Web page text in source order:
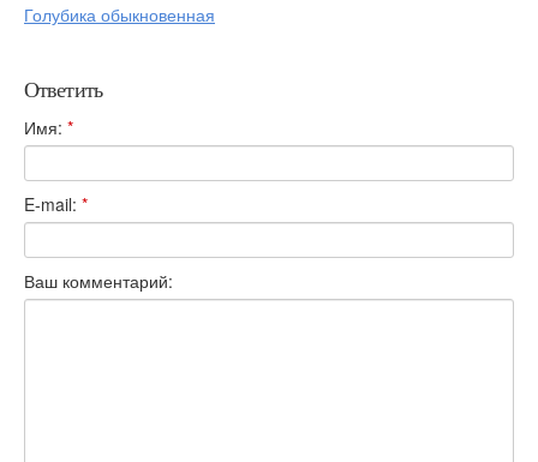
Голубика обыкновенная
Ответить
Имя: *
E-mail: *
Ваш комментарий: